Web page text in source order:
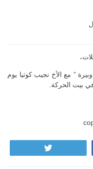
” مع الأخ نجيب كوتيا يوم